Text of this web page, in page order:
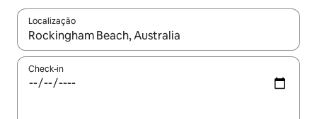
Localização
Quando os resultados estiverem disponíveis, explore-os
Check-in